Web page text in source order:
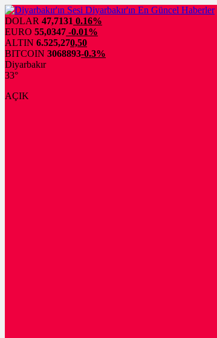
DOLAR 47,7131 0.16%
EURO 55,0347 -0.01%
ALTIN 6.525,270,50
BITCOIN 3068893-0.3%
Diyarbakır
33°
AÇIK